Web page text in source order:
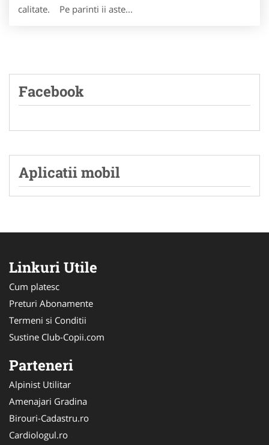
calitate. Pe parinti ii aste...
Facebook
Aplicatii mobil
Linkuri Utile
Cum platesc
Preturi Abonamente
Termeni si Conditii
Sustine Club-Copii.com
Parteneri
Alpinist Utilitar
Amenajari Gradina
Birouri-Cadastru.ro
Cardiologul.ro